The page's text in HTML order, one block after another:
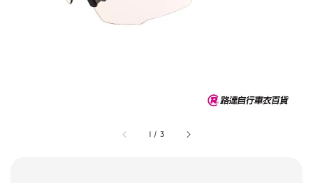
1 / 3